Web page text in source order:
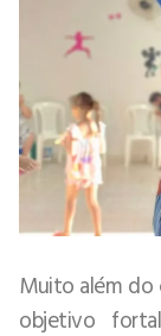
Muito além
objetivo